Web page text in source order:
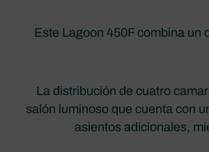
Este Lagoon 450F combina un
La distribución de cuatro
salón luminoso que cuenta con
asientos adicionales,